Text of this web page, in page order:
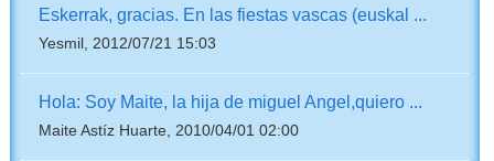
Eskerrak, gracias. En las fiestas vascas (euskal ...
Yesmil, 2012/07/21 15:03
Hola: Soy Maite, la hija de miguel Angel,quiero ...
Maite Astíz Huarte, 2010/04/01 02:00